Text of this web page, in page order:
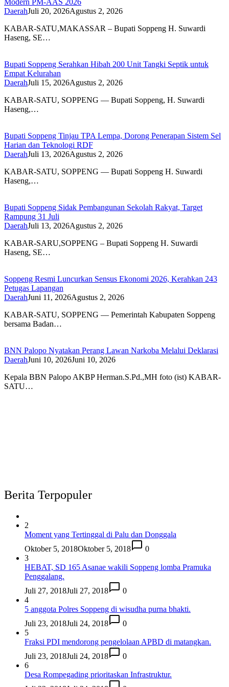
DaerahJuli 20, 2026Agustus 2, 2026
KABAR-SATU,MAKASSAR – Bupati Soppeng H. Suwardi
Haseng, SE…
Bupati Soppeng Serahkan Hibah 200 Unit Tangki Septik untuk
Empat Kelurahan
DaerahJuli 15, 2026Agustus 2, 2026
KABAR-SATU, SOPPENG — Bupati Soppeng, H. Suwardi
Haseng,…
Bupati Soppeng Tinjau TPA Lempa, Dorong Penerapan Sistem Sel
Harian dan Teknologi RDF
DaerahJuli 13, 2026Agustus 2, 2026
KABAR-SATU, SOPPENG — Bupati Soppeng H. Suwardi
Haseng,…
Bupati Soppeng Sidak Pembangunan Sekolah Rakyat, Target
Rampung 31 Juli
DaerahJuli 13, 2026Agustus 2, 2026
KABAR-SARU,SOPPENG – Bupati Soppeng H. Suwardi
Haseng, SE…
Soppeng Resmi Luncurkan Sensus Ekonomi 2026, Kerahkan 243
Petugas Lapangan
DaerahJuni 11, 2026Agustus 2, 2026
KABAR-SATU, SOPPENG — Pemerintah Kabupaten Soppeng
bersama Badan…
BNN Palopo Nyatakan Perang Lawan Narkoba Melalui Deklarasi
DaerahJuni 10, 2026Juni 10, 2026
Kepala BBN Palopo AKBP Herman.S.Pd.,MH foto (ist) KABAR-
SATU…
Berita Terpopuler
2
Moment yang Tertinggal di Palu dan Donggala
Oktober 5, 2018Oktober 5, 2018
0
3
HEBAT, SD 165 Asanae wakili Soppeng lomba Pramuka
Penggalang.
Juli 27, 2018Juli 27, 2018
0
4
5 anggota Polres Soppeng di wisudha purna bhakti.
Juli 23, 2018Juli 24, 2018
0
5
Fraksi PDI mendorong pengelolaan APBD di matangkan.
Juli 23, 2018Juli 24, 2018
0
6
Desa Rompegading prioritaskan Infrastruktur.